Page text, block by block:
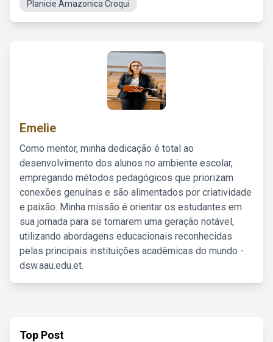
Planicie Amazonica Croqui
Emelie
Como mentor, minha dedicação é total ao
desenvolvimento dos alunos no ambiente escolar,
empregando métodos pedagógicos que priorizam
conexões genuínas e são alimentados por criatividade
e paixão. Minha missão é orientar os estudantes em
sua jornada para se tornarem uma geração notável,
utilizando abordagens educacionais reconhecidas
pelas principais instituições acadêmicas do mundo -
dsw.aau.edu.et.
Top Post